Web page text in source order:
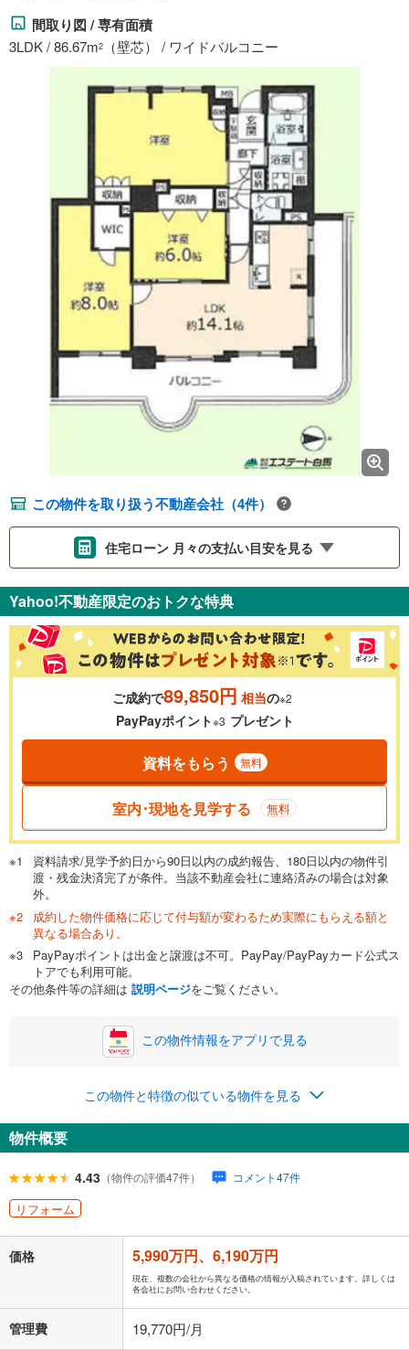
間取り図 / 専有面積
3LDK / 86.67m2 （壁芯） / ワイドバルコニー
この物件を取り扱う不動産会社（4件）
住宅ローン 月々の支払い目安を見る
金利 ％
0.01%
一般的には最長35年まで借り入れ可能です。多くの金融機関
が完済時の年齢は80歳までを条件としています。
閉じる
頭金 万円
0万円 6,190万円
自己資金から住宅購入にかけられる金額を入力してくださ
い。一般的には物件価格の2割までが目安です。
閉じる
ボーナス
万円
0円
ナス時の増額分（1回分）を入力してください。
ボーナス払いの限度額は金融機関によって異なります。
閉じる
月々の返済額
ローン返済額 160,683円（頭金比率 % ）
「金利」については、ご利用を予定されている金融機関等にご確認の
上、ご自身での入力をお願いいたします。初期設定で自動入力されてい
る値は、実際の金融機関等における貸出金利とは何ら関係がなく、実際
の金融機関等における貸出金利を何ら保証するものではありません。返
済方法「元利均等返済」にて算出しております。入力された金利を35年
適用した場合の計算結果を表示しています。
その他月額費用や、初期費用がかかります。ご注意ください。実際にお
Yahoo!不動産限定のおトクな特典
ご成約で89,850円 相当の※2
PayPayポイント※3 プレゼント
資料をもらう 無料
室内･現地を見学する 無料
資料請求/見学予約日から90日以内の成約報告、180日以内の物件引
渡・残金決済完了が条件。当該不動産会社に連絡済みの場合は対象
外。
成約した物件価格に応じて付与額が変わるため実際にもらえる額と
異なる場合あり。
PayPayポイントは出金と譲渡は不可。PayPay/PayPayカード公式ス
トアでも利用可能。
その他条件等の詳細は 説明ページをご覧ください。
この物件情報をアプリで見る
この物件と特徴の似ている物件を見る
物件概要
4.43 （物件の評価47件） コメント47件
リフォーム
価格 5,990万円、6,190万円
現在、複数の会社から異なる価格の情報が入稿されています。詳しくは
各会社にお問い合わせください。
管理費 19,770円/月